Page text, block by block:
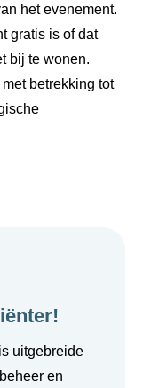
het evenement.
gratis is of dat
bij te wonen.
betrekking tot
uitgebreide
en